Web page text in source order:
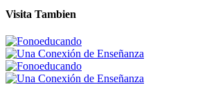
Visita Tambien